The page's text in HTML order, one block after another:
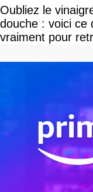
Oubliez le
douche : voici ce
vraiment pour